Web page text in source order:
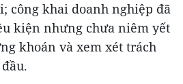
công khai doanh nghiệp đã
kiện nhưng chưa niêm yết
khoán và xem xét trách